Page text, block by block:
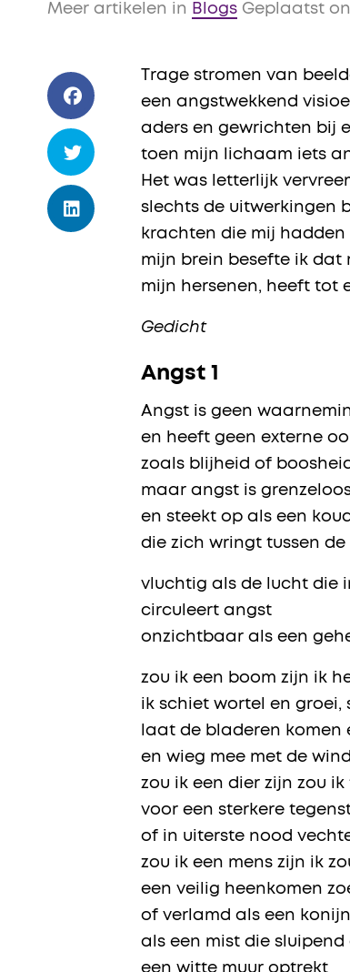
Meer artikelen in Blogs Geplaatst
Trage stromen van
een angstwekkend
aders en gewrichten bij
toen mijn lichaam iets
Het was letterlijk
slechts de uitwerkingen
krachten die mij hadden
mijn brein besefte ik dat
mijn hersenen, heeft tot
Gedicht
Angst 1
Angst is geen
en heeft geen externe
zoals blijheid of
maar angst is
en steekt op als een
die zich wringt tussen
vluchtig als de lucht die
circuleert angst
onzichtbaar als een
zou ik een boom zijn ik
ik schiet wortel en groei,
laat de bladeren komen
en wieg mee met de
zou ik een dier zijn zou
voor een sterkere
of in uiterste nood
zou ik een mens zijn ik
een veilig heenkomen
of verlamd als een
als een mist die